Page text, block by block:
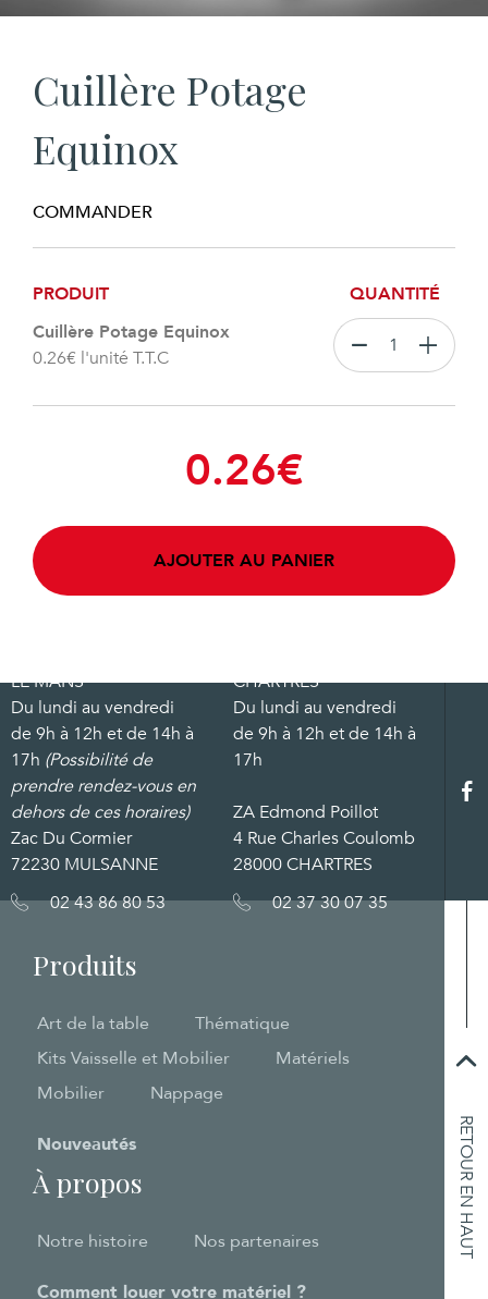
Cuillère Potage
Equinox
COMMANDER
PRODUIT
QUANTITÉ
Cuillère Potage Equinox
0.26€ l'unité T.T.C
0.26€
AJOUTER AU PANIER
RETOUR EN HAUT
Produits
Art de la table
Thématique
Kits Vaisselle et Mobilier
Matériels
Mobilier
Nappage
Nouveautés
À propos
Notre histoire Nos partenaires
Comment louer votre matériel ?
LE MANS
Du lundi au vendredi
de 9h à 12h et de 14h à
17h (Possibilité de
prendre rendez-vous en
dehors de ces horaires)
Zac Du Cormier
72230 MULSANNE
02 43 86 80 53
CHARTRES
Du lundi au vendredi
de 9h à 12h et de 14h à
17h
ZA Edmond Poillot
4 Rue Charles Coulomb
28000 CHARTRES
02 37 30 07 35